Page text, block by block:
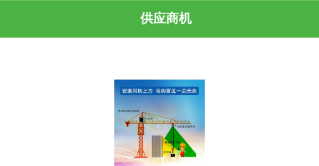
供应商机